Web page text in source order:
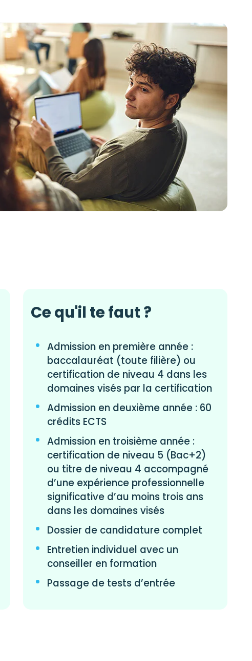
Ce qu'il te faut ?
Admission en première année :
baccalauréat (toute filière) ou
certification de niveau 4 dans les
domaines visés par la certification
Admission en deuxième année : 60
crédits ECTS
Admission en troisième année :
certification de niveau 5 (Bac+2)
ou titre de niveau 4 accompagné
d’une expérience professionnelle
significative d’au moins trois ans
dans les domaines visés
Dossier de candidature complet
Entretien individuel avec un
conseiller en formation
Passage de tests d’entrée